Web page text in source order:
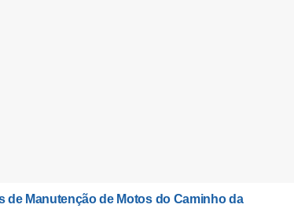
de Manutenção de Motos do Caminho da